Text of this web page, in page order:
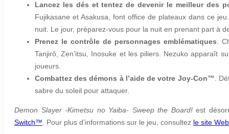
Lancez les dés et tentez de devenir le meilleur des
Fujikasane et Asakusa, font office de plateaux dans ce
nuit. Le jour, préparez-vous pour la nuit en prenant part à
Prenez le contrôle de personnages emblématiques.
Tanjirô, Zen’itsu, Inosuke et les piliers. Nezuko apparaît
joueurs.
Combattez des démons à l’aide de votre Joy-Con™.
sabre du soleil pour attaquer.
Demon Slayer -Kimetsu no Yaiba- Sweep the Board!est
Switch™️. Pour plus d’informations sur le jeu, consultez le site